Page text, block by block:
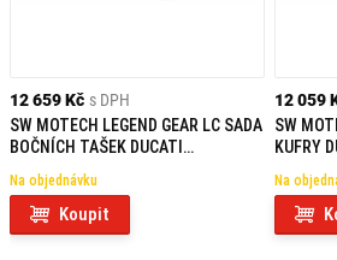
12 659 Kč s DPH
SW MOTECH LEGEND GEAR LC SADA
BOČNÍCH TAŠEK DUCATI
Na objednávku
Koupit
12 059
SW
KUFRY
Na